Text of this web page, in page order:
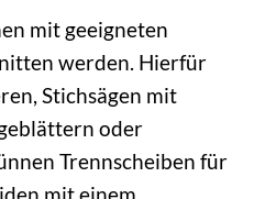
mit geeigneten
werden. Hierfür
Stichsägen mit
oder
Trennscheiben für